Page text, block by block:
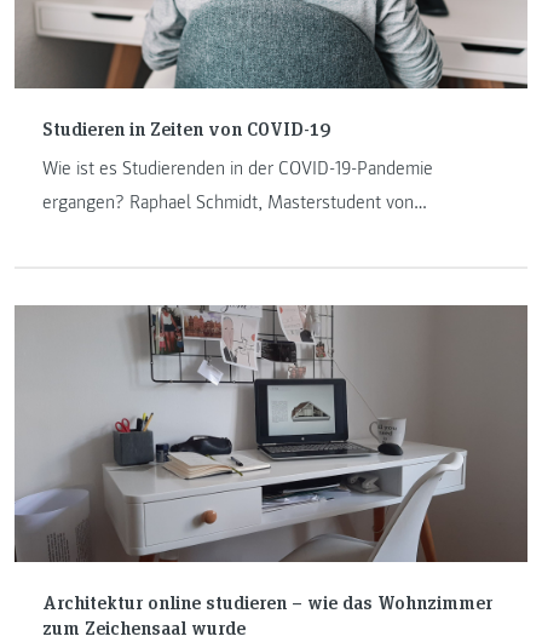
Studieren in Zeiten von COVID-19
Wie ist es Studierenden in der COVID-19-Pandemie
ergangen? Raphael Schmidt, Masterstudent von
ihren Gedanken, Wünschen und Sorgen während dieser
herausfordernden Zeit befragt.
Architektur online studieren – wie das Wohnzimmer
zum Zeichensaal wurde